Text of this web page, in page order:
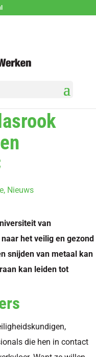
, Nieuws
van
het veilig en gezond
snijden van metaal kan
kan leiden tot
die hen in contact